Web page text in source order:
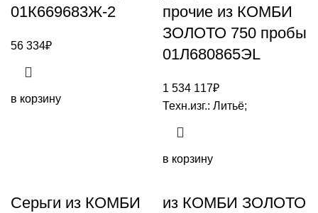
01К669683Ж-2
56 334₽
в корзину
прочие из КОМБИ
ЗОЛОТО 750 пробы
01Л680865ЭL
1 534 117₽
Техн.изг.: Литьё;
в корзину
Серьги из КОМБИ из КОМБИ ЗОЛОТО